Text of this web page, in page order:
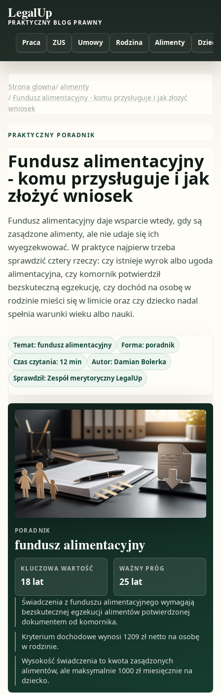
LegalUp
PRAKTYCZNY BLOG PRAWNY
Praca ZUS Umowy Rodzina Alimenty Dzieci
Strona glowna/ alimenty
/ Fundusz alimentacyjny - komu przysługuje i jak złożyć
wniosek
PRAKTYCZNY PORADNIK
Fundusz alimentacyjny
- komu przysługuje i jak
złożyć wniosek
Fundusz alimentacyjny daje wsparcie wtedy, gdy są
zasądzone alimenty, ale nie udaje się ich
wyegzekwować. W praktyce najpierw trzeba
sprawdzić cztery rzeczy: czy istnieje wyrok albo ugoda
alimentacyjna, czy komornik potwierdził
bezskuteczną egzekucję, czy dochód na osobę w
rodzinie mieści się w limicie oraz czy dziecko nadal
spełnia warunki wieku albo nauki.
Temat: fundusz alimentacyjny Forma: poradnik
Czas czytania: 12 min Autor: Damian Bolerka
Sprawdził: Zespół merytoryczny LegalUp
PORADNIK
fundusz alimentacyjny
KLUCZOWA WARTOŚĆ
18 lat
WAŻNY PRÓG
25 lat
Świadczenia z funduszu alimentacyjnego wymagają
bezskutecznej egzekucji alimentów potwierdzonej
dokumentem od komornika.
Kryterium dochodowe wynosi 1209 zł netto na osobę
w rodzinie.
Wysokość świadczenia to kwota zasądzonych
alimentów, ale maksymalnie 1000 zł miesięcznie na
dziecko.